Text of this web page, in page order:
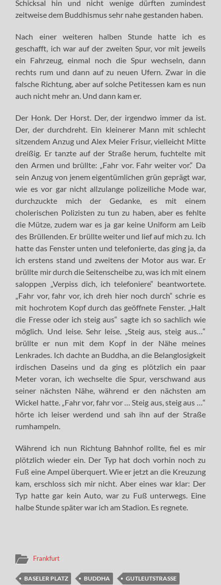
Schicksal hin und nicht wenige dürften zumindest
zeitweise dem Buddhismus sehr nahe gestanden haben.
Nach einer weiteren halben Stunde hatte ich es
geschafft, ich war auf der zweiten Spur, vor mit jeweils
ein Fahrzeug, einmal noch die Spur wechseln, dann
rechts rum und dann auf zu neuen Ufern. Zwar in die
falsche Richtung, aber auf solche Petitessen kam es nun
auch nicht mehr an. Und dann kam er.
Der Honk. Der Horst. Der, der irgendwo immer da ist.
Der, der durchdreht. Ein kleinerer Mann mit schlecht
sitzendem Anzug und Alex Meier Frisur, vielleicht Mitte
dreißig. Er tanzte auf der Straße herum, fuchtelte mit
den Armen und brüllte: „Fahr vor. Fahr weiter vor.“ Da
sein Anzug von jenem eigentümlichen grün geprägt war,
wie es vor gar nicht allzulange polizeiliche Mode war,
durchzuckte mich der Gedanke, es mit einem
cholerischen Polizisten zu tun zu haben, aber es fehlte
die Mütze, zudem war es ja gar keine Uniform am Leib
des Brüllenden. Er brüllte weiter und lief auf mich zu. Ich
hatte das Fenster unten und telefonierte, das ging ja, da
ich erstens stand und zweitens der Motor aus war. Er
brüllte mir durch die Seitenscheibe zu, was ich mit einem
saloppen „Verpiss dich, ich telefoniere“ beantwortete.
„Fahr vor, fahr vor, ich dreh hier noch durch“ schrie es
mit hochrotem Kopf durch das geöffnete Fenster. „Halt
die Fresse oder ich steig aus“ sagte ich so sachlich wie
möglich. Und leise. Sehr leise. „Steig aus, steig aus…“
brüllte er nun mit dem Kopf in der Nähe meines
Lenkrades. Ich dachte an Buddha, an die Belanglosigkeit
irdischen Daseins und da ging es plötzlich ein paar
Meter voran, ich wechselte die Spur, verschwand aus
seiner nächsten Nähe, während er den nächsten am
Wickel hatte. „Fahr vor, fahr vor … Steig aus, steig aus …“
hörte ich leiser werdend und sah ihn auf der Straße
rumhampeln.
Während ich nun Richtung Bahnhof rollte, fiel es mir
plötzlich wieder ein. Der Typ hat doch vorhin noch zu
Fuß eine Ampel überquert. Wie er jetzt an die Kreuzung
kam, erschloss sich mir nicht. Aber eines war klar: Der
Typ hatte gar kein Auto, war zu Fuß unterwegs. Eine
halbe Stunde später war ich am Stadion. Es regnete.
Frankfurt
BASELER PLATZ BUDDHA
GUTLEUTSTRASSE